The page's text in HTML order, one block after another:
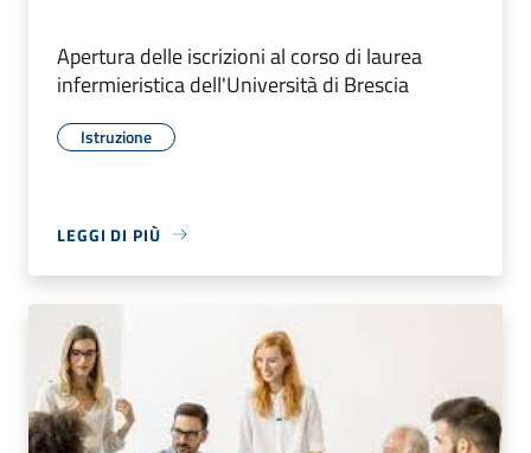
Apertura delle iscrizioni al corso di laurea
infermieristica dell'Università di Brescia
Istruzione
LEGGI DI PIÙ